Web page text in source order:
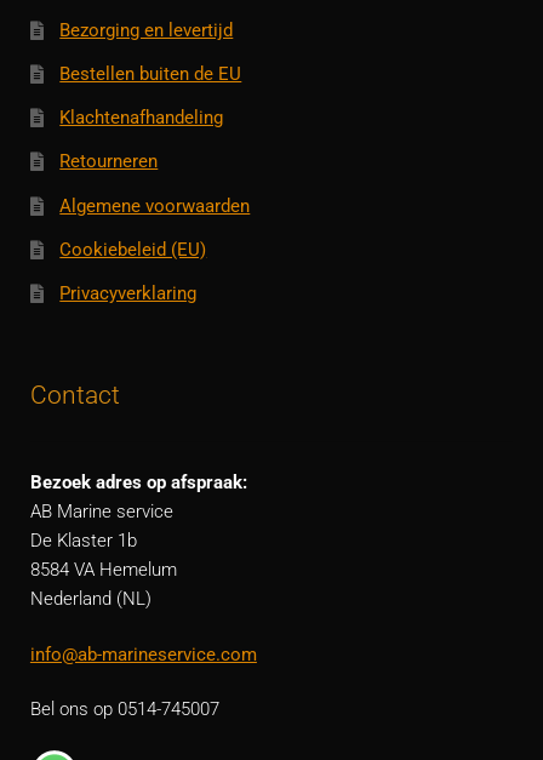
Bezorging en levertijd
Bestellen buiten de EU
Klachtenafhandeling
Retourneren
Algemene voorwaarden
Cookiebeleid (EU)
Privacyverklaring
Contact
Bezoek adres op afspraak:
AB Marine service
De Klaster 1b
8584 VA Hemelum
Nederland (NL)
info@ab-marineservice.com
Bel ons op 0514-745007